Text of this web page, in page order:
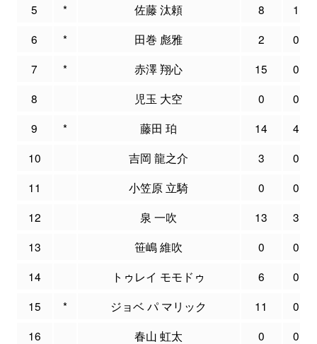
5
* 佐藤 汰頼 8
1
6
* 田巻 彪雅 2
0
7
* 赤澤 翔心 15
0
8
児玉 大空 0
0
9
* 藤田 珀 14
4
10
吉岡 龍之介 3
0
11
小笠原 立騎 0
0
12
泉 一吹 13
3
13
笹嶋 維吹 0
0
14
トゥレイ モモドゥ 6
0
15
* ジョベ パ マリック 11
0
16
春山 虹太 0
0